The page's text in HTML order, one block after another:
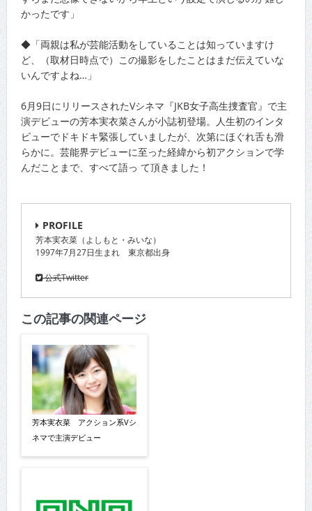
かったです」
◆「両親は私が芸能活動をしていることは知っていますけ
ど、（取材日時点で）この撮影をしたことはまだ伝えていな
いんですよね…」
6月9日にリリースされたVシネマ『JKB女子高生捜査官』で主
演デビューの芳本実衣菜さんが小誌初登場。人生初のインタ
ビューでドキドキ緊張していましたが、次第にほぐれ舌も滑
らかに。芸能界デビューに至った経緯から初アクションで学
んだことまで、すべて語っ て頂きました！
PROFILE
芳本実衣菜（よしもと・みいな）
1997年7月27日生まれ 東京都出身
公式Twitter
この記事の関連ページ
芳本実衣菜 アクション系Vシ
ネマで主演デビュー